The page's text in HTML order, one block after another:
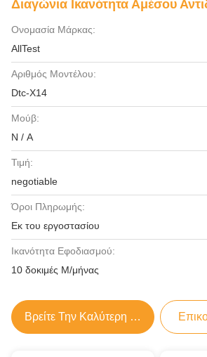
Διαγώνια Ικανότητα Αμέσου
Ονομασία Μάρκας:
AllTest
Αριθμός Μοντέλου:
Dtc-X14
Μούβ:
N / A
Τιμή:
negotiable
Όροι Πληρωμής:
Εκ του εργοστασίου
Ικανότητα Εφοδιασμού:
10 δοκιμές Μ/μήνας
Βρείτε Την Καλύτερη Τιμή